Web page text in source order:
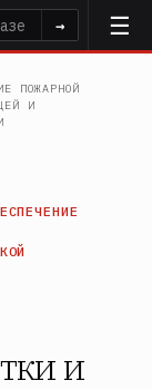
→
ПОЖАРНОЙ
И
и